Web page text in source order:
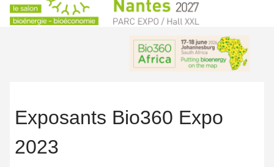
Exposants Bio360 Expo
2023